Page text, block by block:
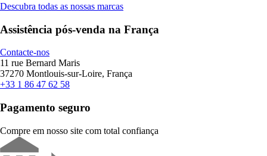
Descubra todas as nossas marcas
Assistência pós-venda na França
Contacte-nos
11 rue Bernard Maris
37270 Montlouis-sur-Loire, França
+33 1 86 47 62 58
Pagamento seguro
Compre em nosso site com total confiança